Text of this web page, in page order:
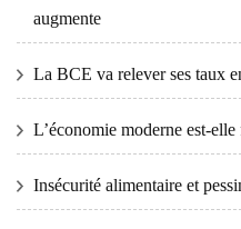
augmente
La BCE va relever ses taux
L’économie moderne est-
Insécurité alimentaire et